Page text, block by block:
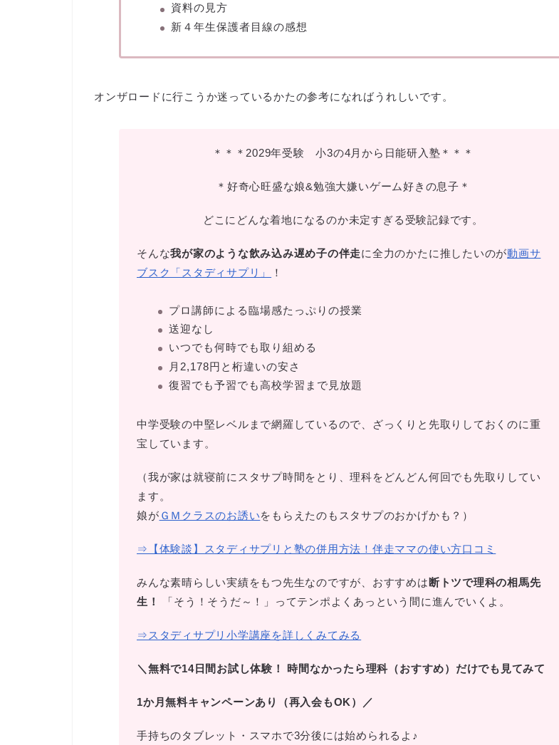
資料の見方
新４年生保護者目線の感想
オンザロードに行こうか迷っているかたの参考になればうれしいです。
＊＊＊2029年受験 小3の4月から日能研入塾＊＊＊
＊好奇心旺盛な娘&勉強大嫌いゲーム好きの息子＊
どこにどんな着地になるのか未定すぎる受験記録です。
そんな我が家のような飲み込み遅め子の伴走に全力のかたに推したいのが動画サ
ブスク「スタディサプリ」
！
プロ講師による臨場感たっぷりの授業
送迎なし
いつでも何時でも取り組める
月2,178円と桁違いの安さ
復習でも予習でも高校学習まで見放題
中学受験の中堅レベルまで網羅しているので、ざっくりと先取りしておくのに重
宝しています。
（我が家は就寝前にスタサプ時間をとり、理科をどんどん何回でも先取りしてい
ます。
娘が ＧＭクラスのお誘いをもらえたのもスタサプのおかげかも？）
⇒【体験談】スタディサプリと塾の併用方法！伴走ママの使い方口コミ
みんな素晴らしい実績をもつ先生なのですが、おすすめは 断トツで理科の相馬先
生！
「そう！そうだ～！」ってテンポよくあっという間に進んでいくよ。
⇒スタディサプリ小学講座を詳しくみてみる
＼無料で14日間お試し体験！ 時間なかったら理科（おすすめ）だけでも見てみて
1か月無料キャンペーンあり（再入会もOK）／
手持ちのタブレット・スマホで3分後には始められるよ♪